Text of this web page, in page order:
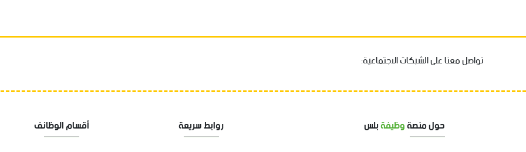
تواصل معنا على الشبكات الاجتماعية:
حول منصةوظيفةبلس روابط سريعة أقسام الوظائف